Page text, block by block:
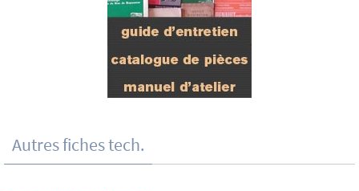
Autres fiches tech.